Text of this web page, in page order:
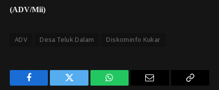
(ADV/Mii)
ADV Desa Teluk Dalam Diskominfo Kukar
Facebook Twitter WhatsApp